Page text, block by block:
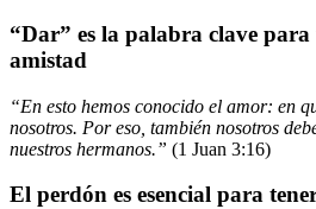
“Dar” es la palabra clave
amistad
“En esto hemos conocido el amor: en
nosotros. Por eso, también nosotros
nuestros hermanos.” (1 Juan 3:16)
El perdón es esencial para